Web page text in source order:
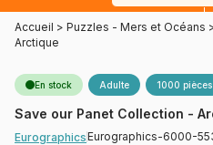
Accueil > Puzzles - Mers et Océans
Arctique
En stock Adulte 1000 pièces
Save our Panet Collection -
EurographicsEurographics-6000-